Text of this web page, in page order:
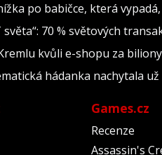
po babičce, která
světa“: 70 % světových
kvůli e-shopu za
hádanka nachytala
Games.cz
Recenze
Assassin's